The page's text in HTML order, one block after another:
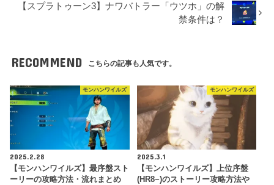
【スプラトゥーン3】ナワバトラー「ウツホ」の解
禁条件は？
RECOMMEND こちらの記事も人気です。
モンハンワイルズ
2025.2.28
【モンハンワイルズ】最序盤スト
ーリーの攻略方法・流れまとめ
モンハンワイルズ
2025.3.1
【モンハンワイルズ】上位序盤
(HR8~)のストーリー攻略方法や